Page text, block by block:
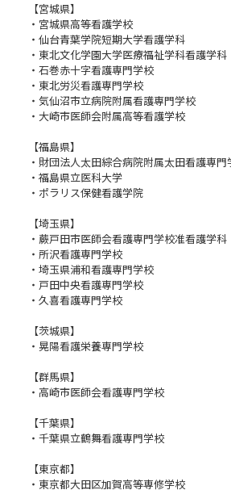
【宮城県】
・宮城県高等看護学校
・仙台青葉学院短期大学看護学科
・東北文化学園大学医療福祉学科看護学科
・石巻赤十字看護専門学校
・東北労災看護専門学校
・気仙沼市立病院附属看護専門学校
・大崎市医師会附属高等看護学校
【福島県】
・財団法人太田綜合病院附属太田看護専門
・福島県立医科大学
・ポラリス保健看護学院
【埼玉県】
・蕨戸田市医師会看護専門学校准看護学科
・所沢看護専門学校
・埼玉県浦和看護専門学校
・戸田中央看護専門学校
・久喜看護専門学校
【茨城県】
・晃陽看護栄養専門学校
【群馬県】
・高崎市医師会看護専門学校
【千葉県】
・千葉県立鶴舞看護専門学校
​【東京都】
・東京都大田区加賀高等専修学校